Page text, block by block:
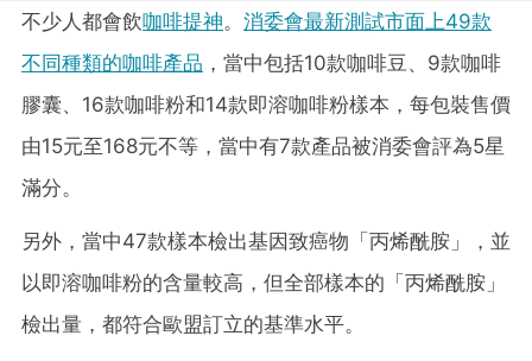
不少人都會飲咖啡提神。 消委會最新測試市面上49款
不同種類的咖啡產品 ，當中包括10款咖啡豆、9款咖啡
膠囊、16款咖啡粉和14款即溶咖啡粉樣本，每包裝售價
由15元至168元不等，當中有7款產品被消委會評為5星
滿分。
另外，當中47款樣本檢出基因致癌物「丙烯酰胺」，並
以即溶咖啡粉的含量較高，但全部樣本的「丙烯酰胺」
檢出量，都符合歐盟訂立的基準水平。